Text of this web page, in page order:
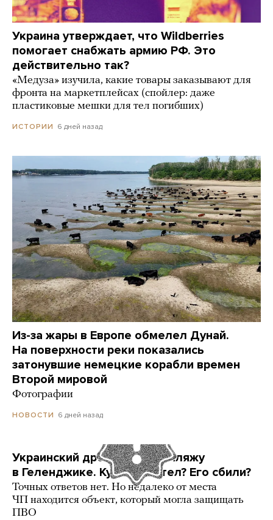
Украина утверждает, что Wildberries
помогает снабжать армию РФ. Это
действительно так?
«Медуза» изучила, какие товары заказывают для
фронта на маркетплейсах (спойлер: даже
пластиковые мешки для тел погибших)
ИСТОРИИ 6 дней назад
Из-за жары в Европе обмелел Дунай.
На поверхности реки показались
затонувшие немецкие корабли времен
Второй мировой
Фотографии
НОВОСТИ 6 дней назад
Украинский дрон попал по пляжу
в Геленджике. Куда он летел? Его сбили?
Точных ответов нет. Но недалеко от места
ЧП находится объект, который могла защищать
ПВО